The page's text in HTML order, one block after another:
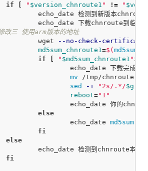
		if
" $version_chnroute1 " != "
echo_date 检测到新版本
改三 使用arm版本的地址
			wget
--no-check-certificate
md5sum_chnroute1=$( md5sum
if
" $md5sum_chnroute1 "x
echo_date 下载完成，
mv /tmp/
sed
-i "2s/.*/
reboot="1"
else
echo_date md5sum
fi
echo_date 检测到chnroute本地版
fi